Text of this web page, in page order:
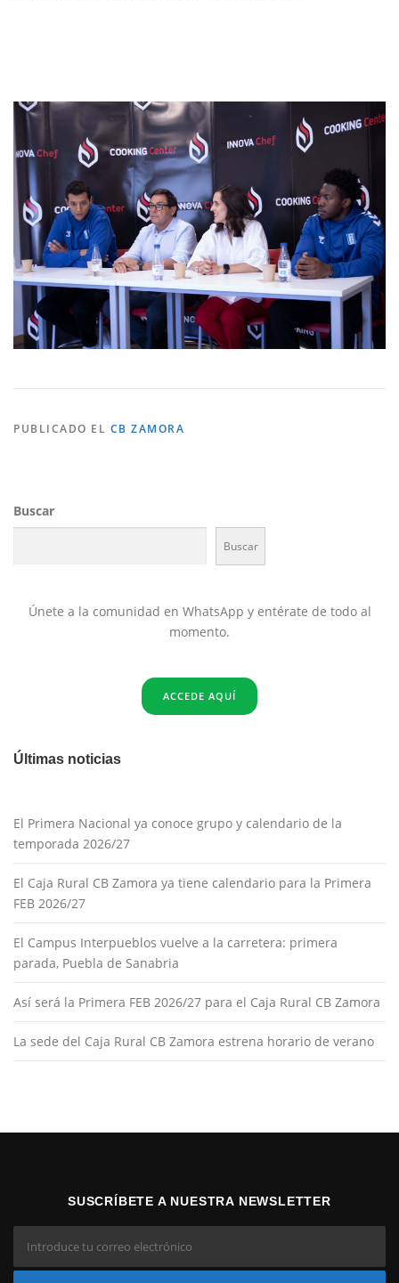
PUBLICADO EL CB ZAMORA
Buscar
Buscar
Únete a la comunidad en WhatsApp y entérate de todo al
momento.
ACCEDE AQUÍ
Últimas noticias
El Primera Nacional ya conoce grupo y calendario de la
temporada 2026/27
El Caja Rural CB Zamora ya tiene calendario para la Primera
FEB 2026/27
El Campus Interpueblos vuelve a la carretera: primera
parada, Puebla de Sanabria
Así será la Primera FEB 2026/27 para el Caja Rural CB Zamora
La sede del Caja Rural CB Zamora estrena horario de verano
SUSCRÍBETE A NUESTRA NEWSLETTER